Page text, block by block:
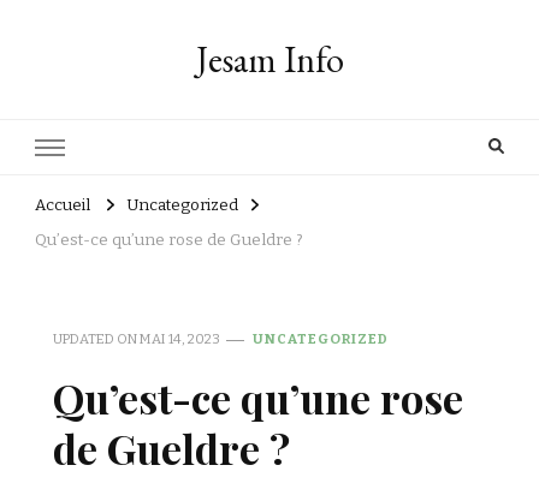
Jesam Info
Accueil
Uncategorized
Qu’est-ce qu’une rose de Gueldre ?
UPDATED ONMAI 14, 2023 UNCATEGORIZED
Qu’est-ce qu’une rose
de Gueldre ?